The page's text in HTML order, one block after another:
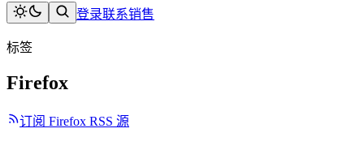
登录联系销售
标签
Firefox
订阅 Firefox RSS 源